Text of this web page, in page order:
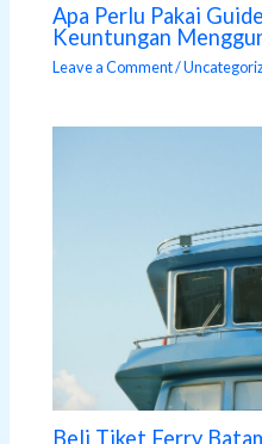
Apa Perlu Pakai
Keuntungan
Leave a Comment/
Beli Tiket Ferry